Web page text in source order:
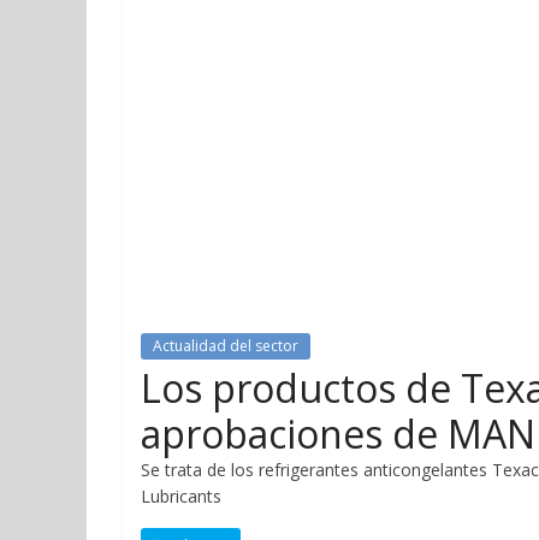
Actualidad del sector
Los productos de
aprobaciones de MAN
Se trata de los refrigerantes anticongelantes
Lubricants